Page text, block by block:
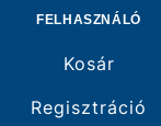
FELHASZNÁLÓ
Kosár
Regisztráció